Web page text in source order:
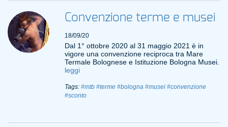
Convenzione terme e musei
18/09/20
Dal 1° ottobre 2020 al 31 maggio 2021 è in
vigore una convenzione reciproca tra Mare
Termale Bolognese e Istituzione Bologna Musei.
leggi
Tags: #mtb #terme #bologna #musei #convenzione
#sconto